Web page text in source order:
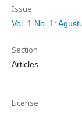
Issue
Vol. 1 No. 1:
Section
Articles
License